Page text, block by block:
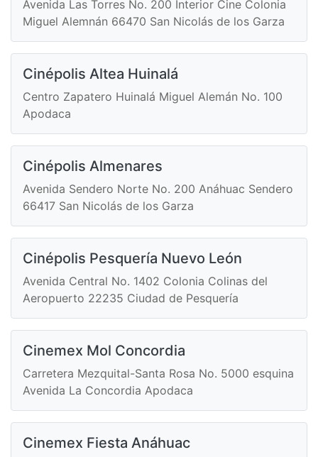
Avenida Las Torres No. 200 Interior Cine Colonia
Miguel Alemnán 66470 San Nicolás de los Garza
Cinépolis Altea Huinalá
Centro Zapatero Huinalá Miguel Alemán No. 100
Apodaca
Cinépolis Almenares
Avenida Sendero Norte No. 200 Anáhuac Sendero
66417 San Nicolás de los Garza
Cinépolis Pesquería Nuevo León
Avenida Central No. 1402 Colonia Colinas del
Aeropuerto 22235 Ciudad de Pesquería
Cinemex Mol Concordia
Carretera Mezquital-Santa Rosa No. 5000 esquina
Avenida La Concordia Apodaca
Cinemex Fiesta Anáhuac